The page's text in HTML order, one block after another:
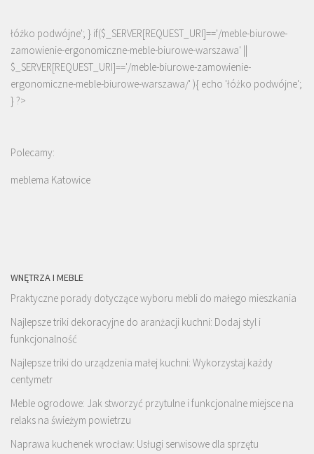
łóżko podwójne'; } if($_SERVER[REQUEST_URI]=='/meble-biurowe-
zamowienie-ergonomiczne-meble-biurowe-warszawa' ||
$_SERVER[REQUEST_URI]=='/meble-biurowe-zamowienie-
ergonomiczne-meble-biurowe-warszawa/' ){ echo 'łóżko podwójne';
} ?>
Polecamy:
meblema Katowice
WNĘTRZA I MEBLE
Praktyczne porady dotyczące wyboru mebli do małego mieszkania
Najlepsze triki dekoracyjne do aranżacji kuchni: Dodaj styl i
funkcjonalność
Najlepsze triki do urządzenia małej kuchni: Wykorzystaj każdy
centymetr
Meble ogrodowe: Jak stworzyć przytulne i funkcjonalne miejsce na
relaks na świeżym powietrzu
Naprawa kuchenek wrocław: Usługi serwisowe dla sprzętu